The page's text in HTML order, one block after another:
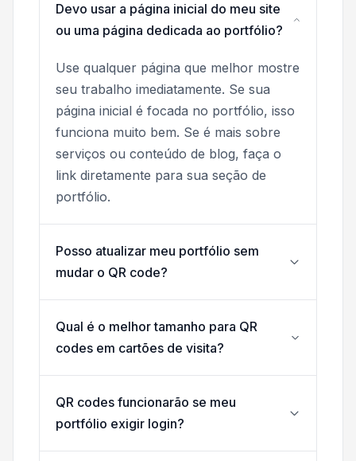
Devo usar a página inicial do meu site
ou uma página dedicada ao portfólio?
Use qualquer página que melhor mostre
seu trabalho imediatamente. Se sua
página inicial é focada no portfólio, isso
funciona muito bem. Se é mais sobre
serviços ou conteúdo de blog, faça o
link diretamente para sua seção de
portfólio.
Posso atualizar meu portfólio sem
mudar o QR code?
Qual é o melhor tamanho para QR
codes em cartões de visita?
QR codes funcionarão se meu
portfólio exigir login?